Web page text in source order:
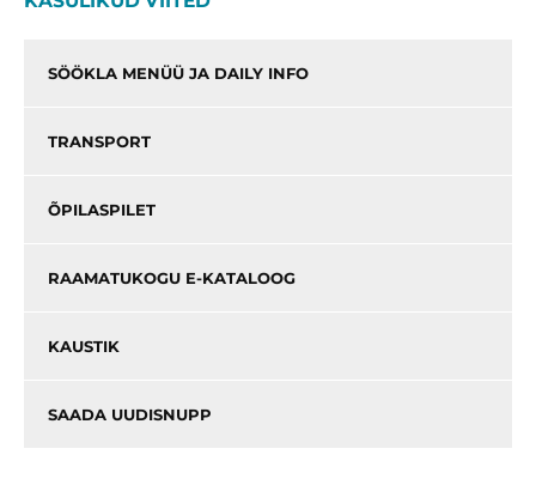
SÖÖKLA MENÜÜ JA DAILY INFO
TRANSPORT
ÕPILASPILET
RAAMATUKOGU E-KATALOOG
KAUSTIK
SAADA UUDISNUPP